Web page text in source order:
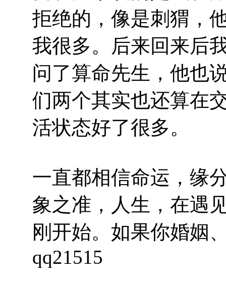
拒绝的，像是刺猬，
我很多。后来回来后
问了算命先生，他也
们两个其实也还算在
活状态好了很多。
一直都相信命运，缘
象之准，人生，在遇
刚开始。如果你婚姻
qq21515